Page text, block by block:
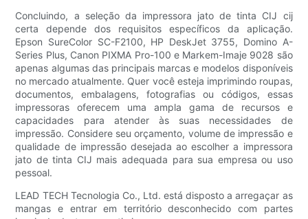
Concluindo, a seleção da impressora jato de tinta CIJ cij
certa depende dos requisitos específicos da aplicação.
Epson SureColor SC-F2100, HP DeskJet 3755, Domino A-
Series Plus, Canon PIXMA Pro-100 e Markem-Imaje 9028 são
apenas algumas das principais marcas e modelos disponíveis
no mercado atualmente. Quer você esteja imprimindo roupas,
documentos, embalagens, fotografias ou códigos, essas
impressoras oferecem uma ampla gama de recursos e
capacidades para atender às suas necessidades de
impressão. Considere seu orçamento, volume de impressão e
qualidade de impressão desejada ao escolher a impressora
jato de tinta CIJ mais adequada para sua empresa ou uso
pessoal.
LEAD TECH Tecnologia Co., Ltd. está disposto a arregaçar as
mangas e entrar em território desconhecido com partes